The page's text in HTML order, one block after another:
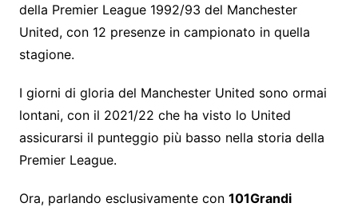
della Premier League 1992/93 del Manchester
United, con 12 presenze in campionato in quella
stagione.
I giorni di gloria del Manchester United sono ormai
lontani, con il 2021/22 che ha visto lo United
assicurarsi il punteggio più basso nella storia della
Premier League.
Ora, parlando esclusivamente con 101Grandi